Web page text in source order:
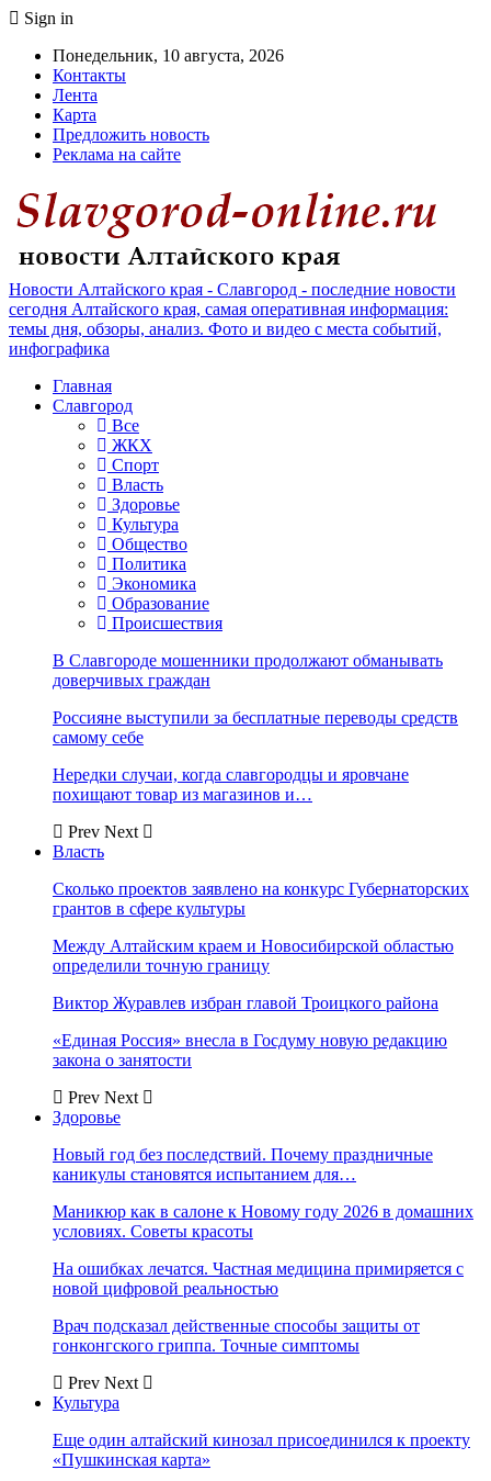
Sign in
Понедельник, 10 августа, 2026
Контакты
Лента
Карта
Предложить новость
Реклама на сайте
Новости Алтайского края - Славгород - последние новости
сегодня Алтайского края, самая оперативная информация:
темы дня, обзоры, анализ. Фото и видео с места событий,
инфографика
Главная
Славгород
Все
ЖКХ
Спорт
Власть
Здоровье
Культура
Общество
Политика
Экономика
Образование
Происшествия
В Славгороде мошенники продолжают обманывать
доверчивых граждан
Россияне выступили за бесплатные переводы средств
самому себе
Нередки случаи, когда славгородцы и яровчане
похищают товар из магазинов и…
Prev Next
Власть
Сколько проектов заявлено на конкурс Губернаторских
грантов в сфере культуры
Между Алтайским краем и Новосибирской областью
определили точную границу
Виктор Журавлев избран главой Троицкого района
«Единая Россия» внесла в Госдуму новую редакцию
закона о занятости
Prev Next
Здоровье
Новый год без последствий. Почему праздничные
каникулы становятся испытанием для…
Маникюр как в салоне к Новому году 2026 в домашних
условиях. Советы красоты
На ошибках лечатся. Частная медицина примиряется с
новой цифровой реальностью
Врач подсказал действенные способы защиты от
гонконгского гриппа. Точные симптомы
Prev Next
Культура
Еще один алтайский кинозал присоединился к проекту
«Пушкинская карта»